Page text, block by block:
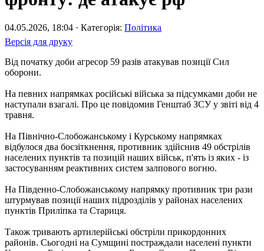
04.05.2026, 18:04 · Категорія: Політика
Версія для друку
Від початку доби агресор 59 разів атакував позиції Сил
оборони.
На певних напрямках російські війська за підсумками доби не
наступали взагалі. Про це повідомив Генштаб ЗСУ у звіті від 4
травня.
На Північно-Слобожанському і Курському напрямках
відбулося два боєзіткнення, противник здійснив 49 обстрілів
населених пунктів та позицій наших військ, п'ять із яких - із
застосуванням реактивних систем залпового вогню.
На Південно-Слобожанському напрямку противник три рази
штурмував позиції наших підрозділів у районах населених
пунктів Приліпка та Стариця.
Також тривають артилерійські обстріли прикордонних
районів. Сьогодні на Сумщині постраждали населені пункти